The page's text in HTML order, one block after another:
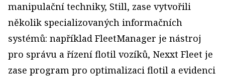
manipulační techniky, Still, zase vytvořili
několik specializovaných informačních
systémů: například FleetManager je nástroj
pro správu a řízení flotil vozíků, Nexxt Fleet je
zase program pro optimalizaci flotil a evidenci